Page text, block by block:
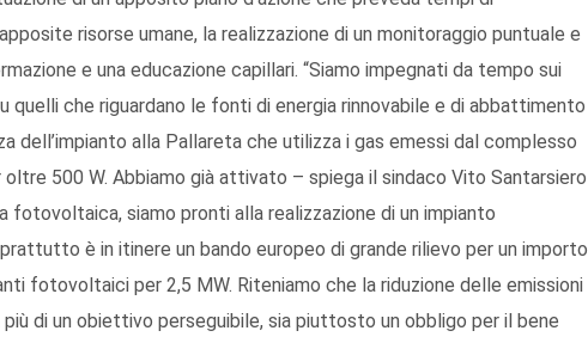
risorse umane, la realizzazione di un monitoraggio puntuale e
e una educazione capillari. “Siamo impegnati da tempo sui
quelli che riguardano le fonti di energia rinnovabile e di abbattimento
dell’impianto alla Pallareta che utilizza i gas emessi dal complesso
500 W. Abbiamo già attivato – spiega il sindaco Vito Santarsiero
fotovoltaica, siamo pronti alla realizzazione di un impianto
è in itinere un bando europeo di grande rilievo per un importo
fotovoltaici per 2,5 MW. Riteniamo che la riduzione delle emissioni
di un obiettivo perseguibile, sia piuttosto un obbligo per il bene